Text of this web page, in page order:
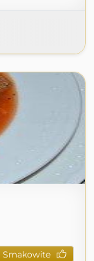
Smakowite